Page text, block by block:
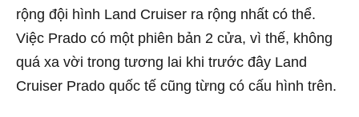
rộng đội hình Land Cruiser ra rộng nhất có thể.
Việc Prado có một phiên bản 2 cửa, vì thế, không
quá xa vời trong tương lai khi trước đây Land
Cruiser Prado quốc tế cũng từng có cấu hình trên.